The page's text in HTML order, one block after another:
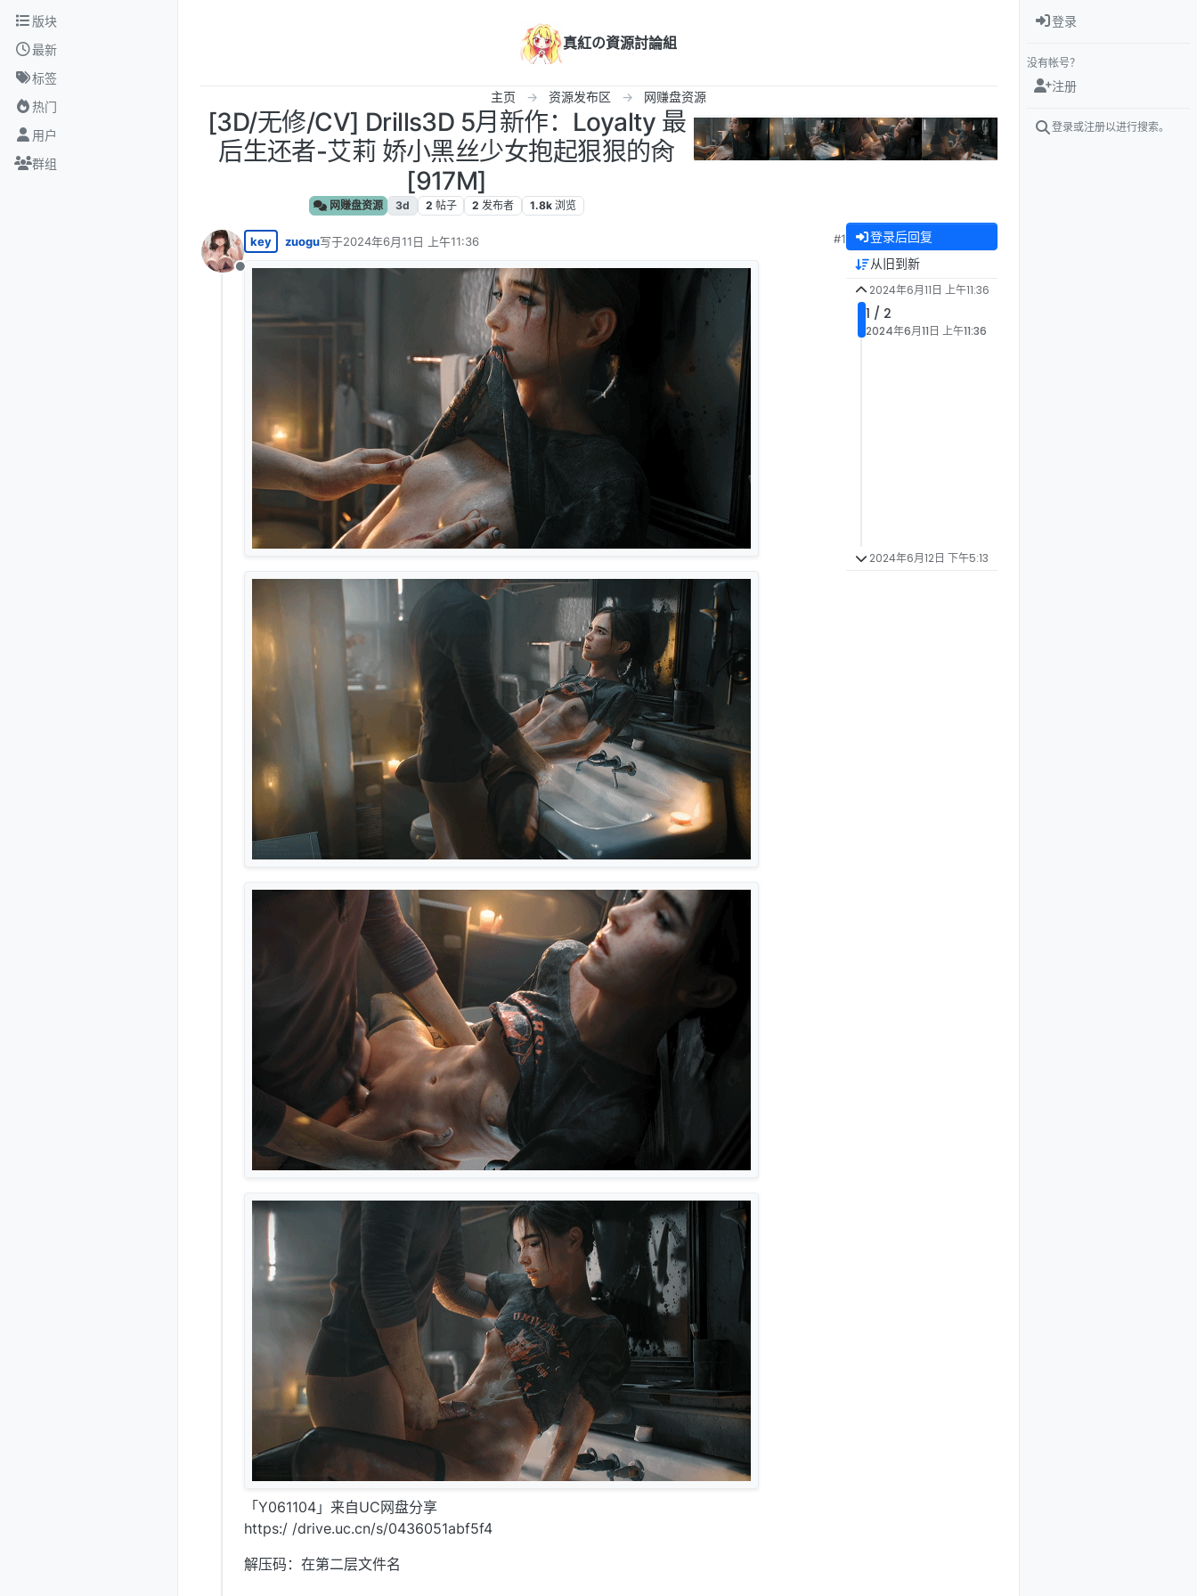
跳转至内容
版块
最新
标签
热门
用户
群组
真紅の資源討論組
主页 资源发布区 网赚盘资源
[3D/无修/CV] Drills3D 5月新作：Loyalty 最
后生还者-艾莉 娇小黑丝少女抱起狠狠的肏
[917M]
网赚盘资源 3d 2 帖子 2 发布者 1.8k 浏览
离线
key zuogu写于2024年6月11日 上午11:36
最后由 编辑
#1
「Y061104」来自UC网盘分享
https:/ /drive.uc.cn/s/0436051abf5f4
解压码：在第二层文件名
登录后回复
从旧到新
2024年6月11日 上午11:36
1 / 2
2024年6月11日 上午11:36
2024年6月12日 下午5:13
登录
没有帐号？
注册
登录或注册以进行搜索。